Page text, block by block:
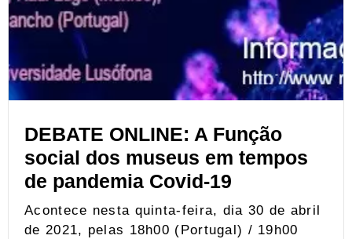
DEBATE ONLINE: A Função
social dos museus em tempos
de pandemia Covid-19
Acontece nesta quinta-feira, dia 30 de abril
de 2021, pelas 18h00 (Portugal) / 19h00